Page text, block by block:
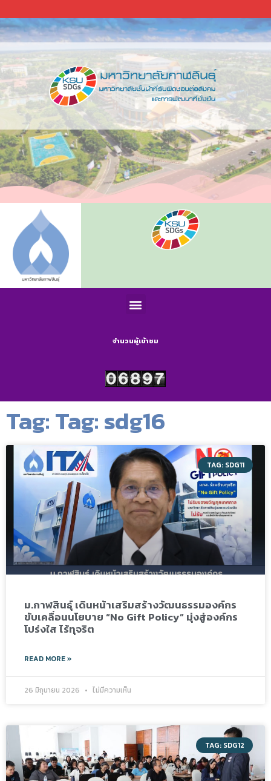
จำนวนผู้เข้าชม
Tag: Tag: sdg16
TAG: SDG11
ม.กาฬสินธุ์ เดินหน้าเสริมสร้างวัฒนธรรมองค์กร
ขับเคลื่อนนโยบาย “No Gift Policy” มุ่งสู่องค์กร
โปร่งใส ไร้ทุจริต
READ MORE »
26 มิถุนายน 2026 ไม่มีความเห็น
TAG: SDG12